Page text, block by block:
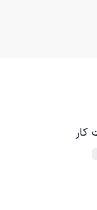
کار